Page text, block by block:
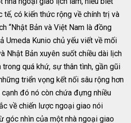
tế, có kiến thức rộng về chính trị và
“Nhật Bản và Việt Nam là đồng
Umeda Kunio chủ yếu viết về mối
Nhật Bản xuyên suốt chiều dài lịch
quá khứ, sự thân tình, gần gũi
triển vọng kết nối sâu rộng hơn
đó nó còn chứa đựng nhiều
về chiến lược ngoại giao nói
góc nhìn của một nhà ngoại giao